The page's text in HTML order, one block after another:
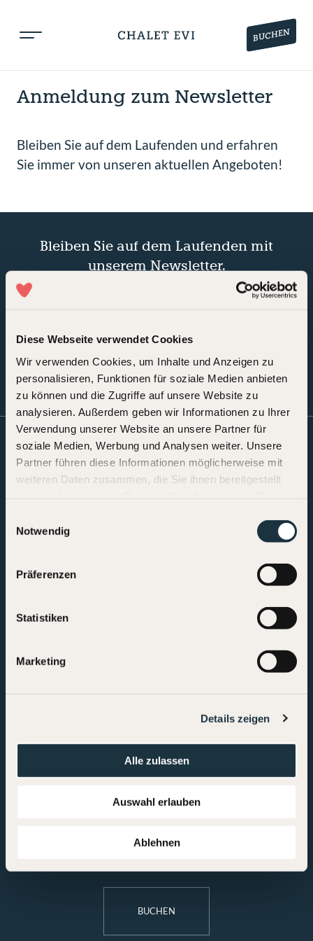
Diese Webseite verwendet Cookies
Wir verwenden Cookies, um Inhalte und Anzeigen zu
personalisieren, Funktionen für soziale Medien anbieten
zu können und die Zugriffe auf unsere Website zu
analysieren. Außerdem geben wir Informationen zu Ihrer
Verwendung unserer Website an unsere Partner für
soziale Medien, Werbung und Analysen weiter. Unsere
Partner führen diese Informationen möglicherweise mit
weiteren Daten zusammen, die Sie ihnen bereitgestellt
Notwendig
Präferenzen
Statistiken
Marketing
Details zeigen
Alle zulassen
Auswahl erlauben
Ablehnen
BUCHEN
Anmeldung zum Newsletter
Bleiben Sie auf dem Laufenden und erfahren
Sie immer von unseren aktuellen Angeboten!
Bleiben Sie auf dem Laufenden mit
unserem Newsletter.
JETZT ANMELDEN
Für Gruppen
Leistungen
Ihre Gastgeber
Vor Ort
FAQ
BUCHEN